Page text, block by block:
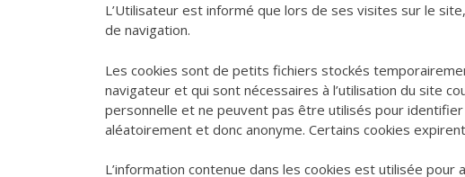
L’Utilisateur est informé que lors de ses visites sur le
de navigation.
Les cookies sont de petits fichiers stockés
navigateur et qui sont nécessaires à l’utilisation du site
personnelle et ne peuvent pas être utilisés pour
aléatoirement et donc anonyme. Certains cookies
L’information contenue dans les cookies est utilisée pour